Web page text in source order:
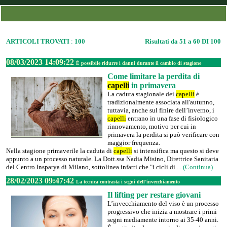
ARTICOLI TROVATI : 100 Risultati da 51 a 60 DI 100
08/03/2023 14:09:22 È possibile ridurre i danni durante il cambio di stagione
Come limitare la perdita di
capelli in primavera
La caduta stagionale dei capelli è
tradizionalmente associata all'autunno,
tuttavia, anche sul finire dell’inverno, i
capelli entrano in una fase di fisiologico
rinnovamento, motivo per cui in
primavera la perdita si può verificare con
maggior frequenza.
Nella stagione primaverile la caduta di capelli si intensifica ma questo si deve
appunto a un processo naturale. La Dott.ssa Nadia Misino, Direttrice Sanitaria
del Centro Insparya di Milano, sottolinea infatti che "i cicli di ... (Continua)
28/02/2023 09:47:42 La tecnica contrasta i segni dell’invecchiamento
Il lifting per restare giovani
L’invecchiamento del viso è un processo
progressivo che inizia a mostrare i primi
segni mediamente intorno ai 35-40 anni.